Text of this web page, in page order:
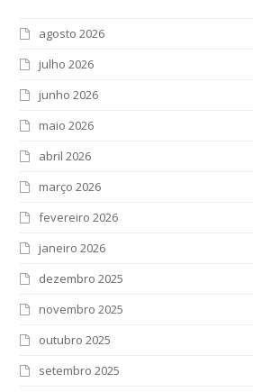
agosto 2026
julho 2026
junho 2026
maio 2026
abril 2026
março 2026
fevereiro 2026
janeiro 2026
dezembro 2025
novembro 2025
outubro 2025
setembro 2025